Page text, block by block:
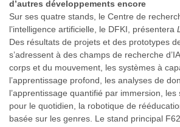
d’autres développements encore
Sur ses quatre stands, le Centre de
l’intelligence artificielle, le DFKI, présentera
Des résultats de projets et des prototypes
s’adressent à des champs de recherche
corps et du mouvement, les systèmes à
l’apprentissage profond, les analyses de
l’apprentissage quantifié par immersion,
pour le quotidien, la robotique de
basée sur les genres. Le stand principal